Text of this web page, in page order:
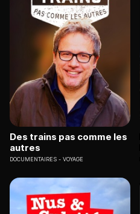
Des trains pas comme les
autres
DOCUMENTAIRES VOYAGE